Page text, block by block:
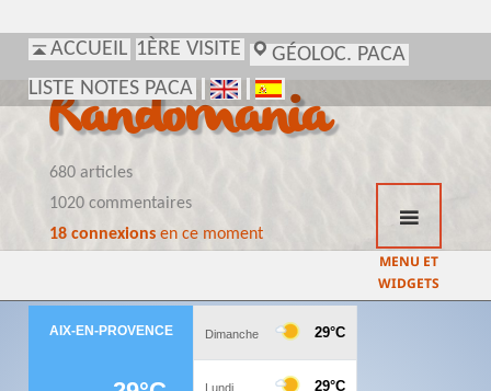
ACCUEIL 1ÈRE VISITE
GÉOLOC. PACA
LISTE NOTES PACA
Randomania
680 articles
1020 commentaires
18 connexionsen ce moment
MENU ET
WIDGETS